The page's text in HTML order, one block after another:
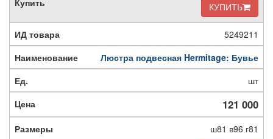
КУПИТЬ
5249211
Люстра подвесная Hermitage: Бувье
шт
121 000
ш81 в96 г81